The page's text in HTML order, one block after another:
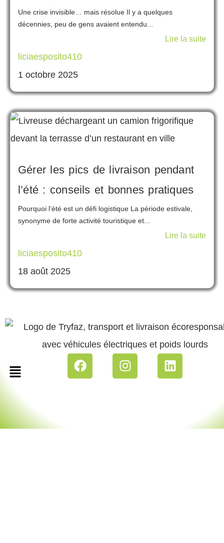
Une crise invisible… mais résolue Il y a quelques
décennies, peu de gens avaient entendu...
Lire la suite
liciaesposito410
1 octobre 2025
Gérer les pics de livraison pendant
l’été : conseils et bonnes pratiques
Pourquoi l’été est un défi logistique La période estivale,
synonyme de forte activité touristique et...
Lire la suite
liciaesposito410
18 août 2025